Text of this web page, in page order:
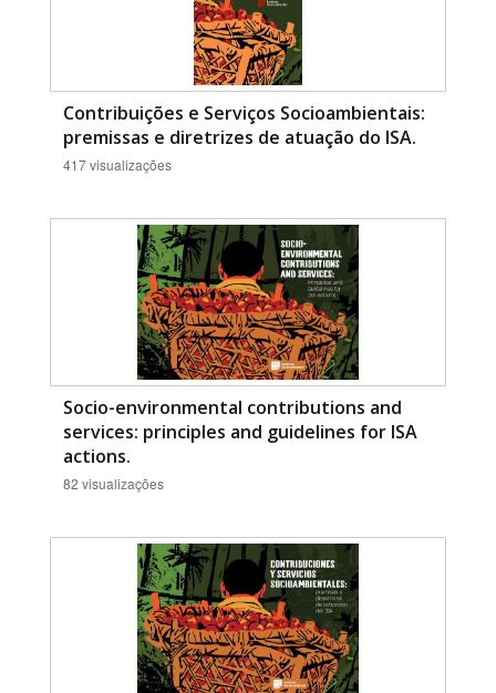
Contribuições e Serviços Socioambientais:
premissas e diretrizes de atuação do ISA.
417 visualizações
Socio-environmental contributions and
services: principles and guidelines for ISA
actions.
82 visualizações